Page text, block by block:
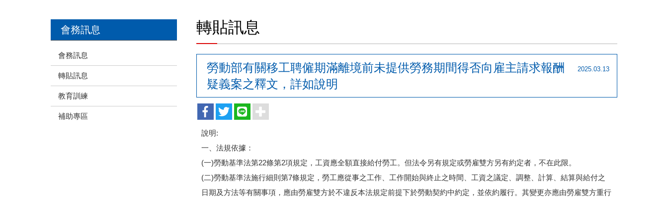
會務訊息
會務訊息
轉貼訊息
教育訓練
補助專區
轉貼訊息
2025.03.13
勞動部有關移工聘僱期滿離境前未提供勞務期間得否向雇主請求報酬
疑義案之釋文，詳如說明
說明:
一、法規依據：
(一)勞動基準法第22條第2項規定，工資應全額直接給付勞工。 但法令另有規定或勞雇雙方另有約定者，不在此限。
(二)勞動基準法施行細則第7條規定，勞工應從事之工作、 工作開始與終止之時間、工資之議定、調整、計算、 結算與給付之
日期及方法等有關事項， 應由勞雇雙方於不違反本法規定前提下於勞動契約中約定， 並依約履行。其變更亦應由勞雇雙方重行